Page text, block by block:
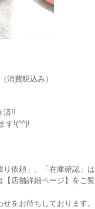
（消費税込み）
済!!
す!(^^)!
依頼」、「在庫確認」
店舗詳細ページ】をご覧
をお待ちしております。